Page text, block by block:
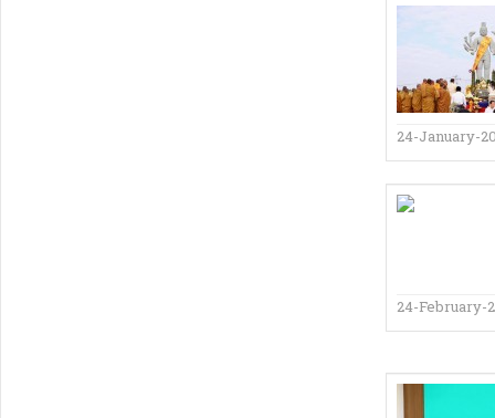
24-January-
24-February-